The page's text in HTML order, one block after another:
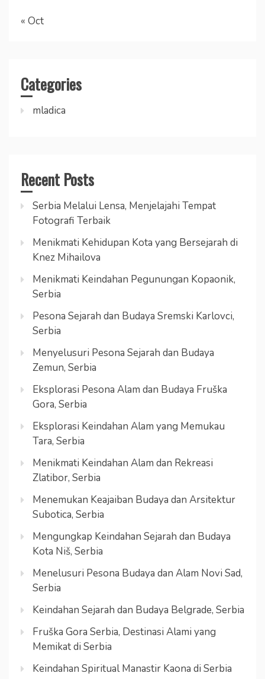
« Oct
Categories
mladica
Recent Posts
Serbia Melalui Lensa, Menjelajahi Tempat
Fotografi Terbaik
Menikmati Kehidupan Kota yang Bersejarah di
Knez Mihailova
Menikmati Keindahan Pegunungan Kopaonik,
Serbia
Pesona Sejarah dan Budaya Sremski Karlovci,
Serbia
Menyelusuri Pesona Sejarah dan Budaya
Zemun, Serbia
Eksplorasi Pesona Alam dan Budaya Fruška
Gora, Serbia
Eksplorasi Keindahan Alam yang Memukau
Tara, Serbia
Menikmati Keindahan Alam dan Rekreasi
Zlatibor, Serbia
Menemukan Keajaiban Budaya dan Arsitektur
Subotica, Serbia
Mengungkap Keindahan Sejarah dan Budaya
Kota Niš, Serbia
Menelusuri Pesona Budaya dan Alam Novi Sad,
Serbia
Keindahan Sejarah dan Budaya Belgrade, Serbia
Fruška Gora Serbia, Destinasi Alami yang
Memikat di Serbia
Keindahan Spiritual Manastir Kaona di Serbia